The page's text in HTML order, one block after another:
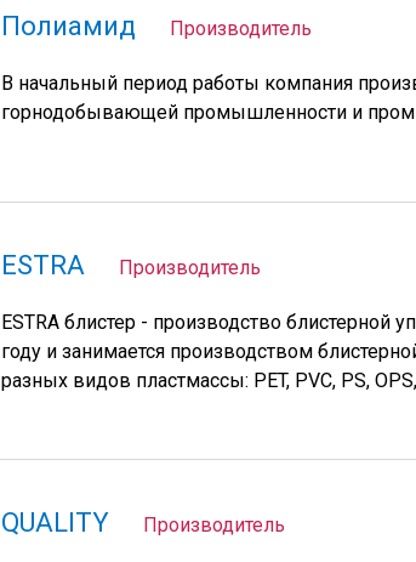
Полиамид Производитель
В начальный период работы компания
горнодобывающей промышленности и
ESTRA Производитель
ESTRA блистер - производство блистерной
году и занимается производством
разных видов пластмассы: PET, PVC, PS,
QUALITY Производитель